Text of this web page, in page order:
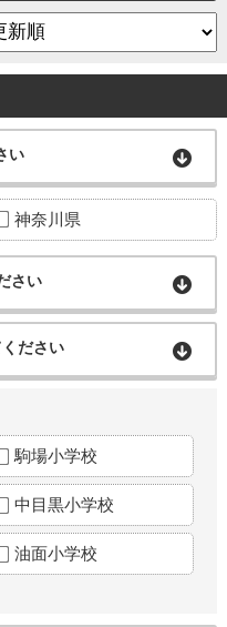
い
神奈川県
さい
ださい
駒場小学校
中目黒小学校
油面小学校